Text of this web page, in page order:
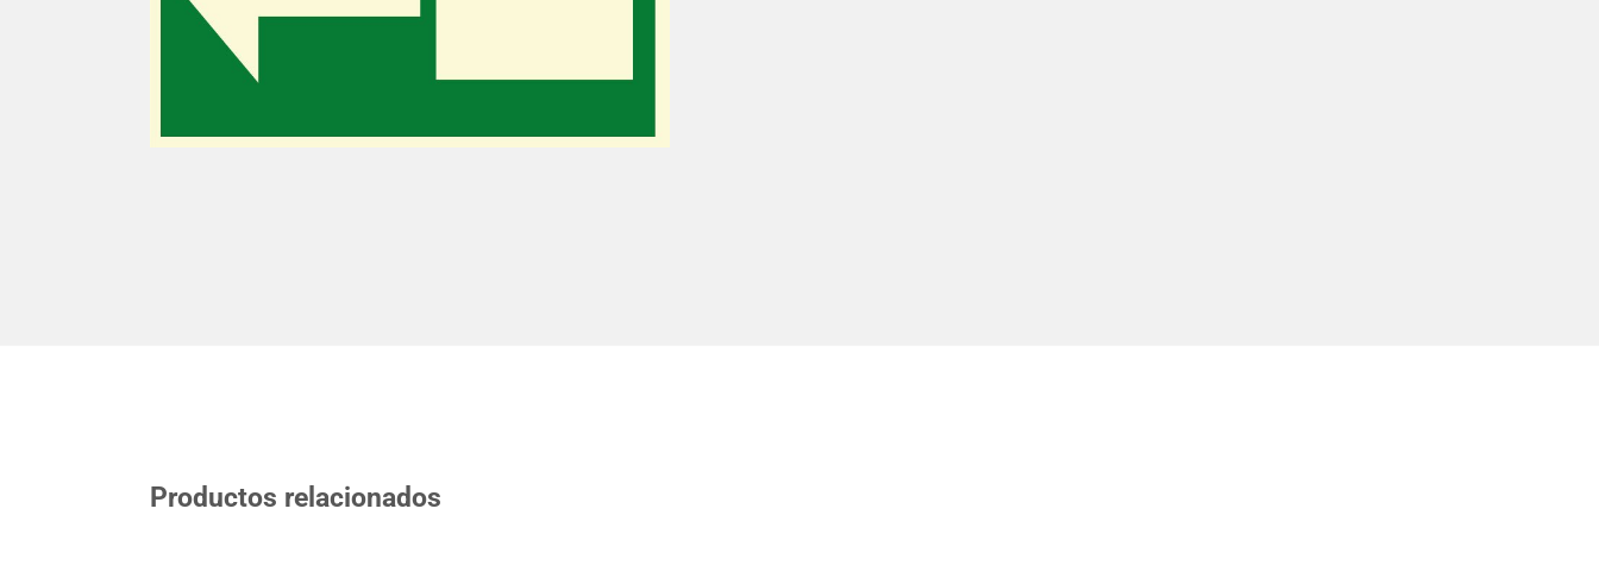
Productos relacionados